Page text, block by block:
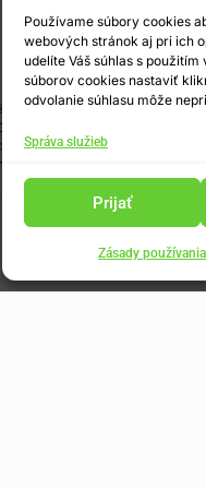
Používame súbory cookies
webových stránok aj pri ich
udelíte Váš súhlas s
súborov cookies nastaviť
odvolanie súhlasu môže
Správa služieb
Prijať
Zásady